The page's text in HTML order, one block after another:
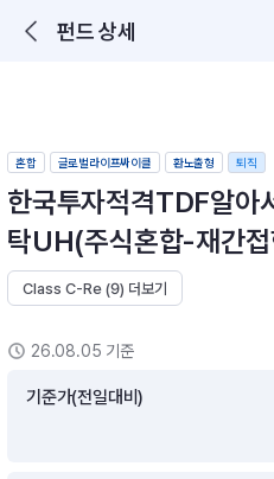
펀드 상세
혼합 글로벌라이프싸이클 환노출형 퇴직
한국투자적격TDF알
탁UH(주식혼합-재간
Class C-Re (9) 더보기
26.08.05 기준
기준가(전일대비)
추천 메뉴
ETF 랭킹